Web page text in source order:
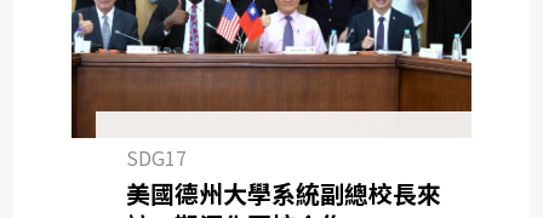
SDG17
美國德州大學系統副總校長來